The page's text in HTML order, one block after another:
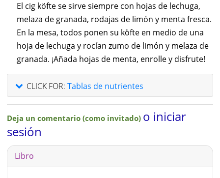
El cig köfte se sirve siempre con hojas de lechuga,
melaza de granada, rodajas de limón y menta fresca.
En la mesa, todos ponen su köfte en medio de una
hoja de lechuga y rocían zumo de limón y melaza de
granada. ¡Añada hojas de menta, enrolle y disfrute!
CLICK FOR: Tablas de nutrientes
Deja un comentario (como invitado) o iniciar
sesión
Libro